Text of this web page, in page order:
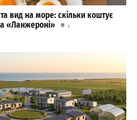
та вид на море: скільки коштує
«Ланжероні»
1